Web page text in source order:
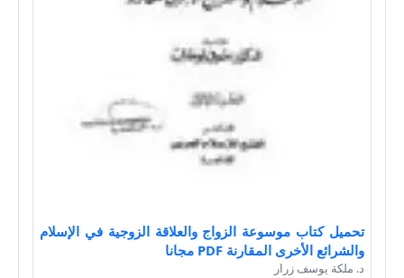
تحميل كتاب موسوعة الزواج والعلاقة الزوجية في الإسلام
والشرائع الأخرى المقارنة PDF مجانا
د. ملكة يوسف زرار